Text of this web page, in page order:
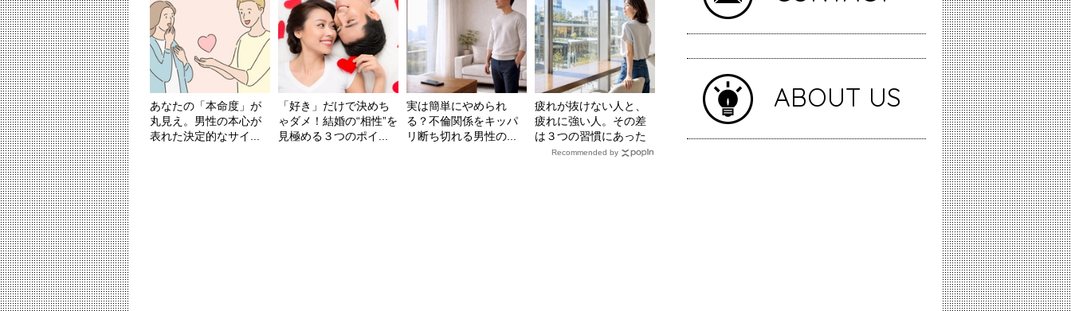
あなたの「本命度」が
丸見え。男性の本心が
表れた決定的なサイ...
「好き」だけで決めち
ゃダメ！結婚の“相性”を
見極める３つのポイ...
実は簡単にやめられ
る？不倫関係をキッパ
リ断ち切れる男性の...
疲れが抜けない人と、
疲れに強い人。その差
は３つの習慣にあった
Recommended by
ABOUT US